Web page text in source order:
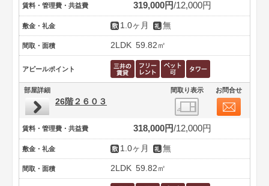
賃料・管理費・共益費 319,000円 12,000円
敷金・礼金 1.0ヶ月 無
間取・面積 2LDK 59.82㎡
アピールポイント
部屋詳細 間取り表示 お問合せ
26階２６０３
賃料・管理費・共益費 318,000円 12,000円
敷金・礼金 1.0ヶ月 無
間取・面積 2LDK 59.82㎡